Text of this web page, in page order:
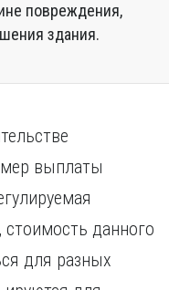
повреждения,
здания.
выплаты
стоимость данного
для разных